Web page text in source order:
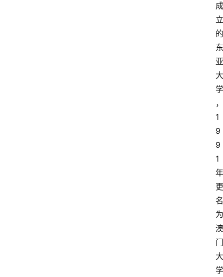
成
立
的
东
亚
大
学
，
1
9
9
1
年
更
名
为
澳
门
大
学